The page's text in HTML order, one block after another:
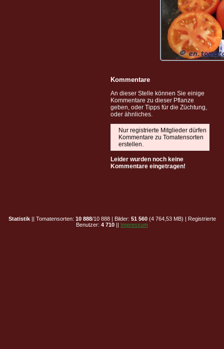
Kommentare
An dieser Stelle können Sie einige
Kommentare zu dieser Pflanze
geben, oder Tipps für die Züchtung,
oder ähnliches.
Nur registrierte Mitglieder dürfen
Kommentare zu Tomatensorten
erstellen.
Leider wurden noch keine
Kommentare eingetragen!
Statistik|| Tomatensorten: 10 888/10 888 | Bilder: 51 560(4 764,53 MB) | Registrierte
Benutzer: 4 710 || Impressum